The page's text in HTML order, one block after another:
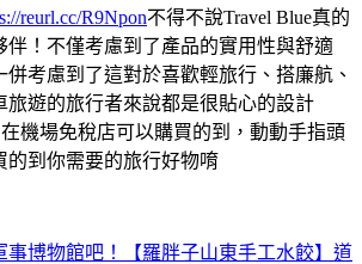
reurl.cc/R9Npon不得不說Travel Blue真的
伴！不僅考慮到了產品的實用性與舒適
考慮到了這對於喜歡輕旅行、搭廉航、
旅遊的旅行者來說都是很貼心的設計
機場免稅店可以購買的到，動動手指頭
的到你需要的旅行好物唷
事博物館吧！【羅胖子山東手工水餃】道